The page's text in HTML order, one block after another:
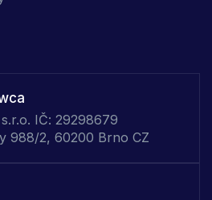
s.r.o. IČ: 29298679
988/2, 60200 Brno CZ